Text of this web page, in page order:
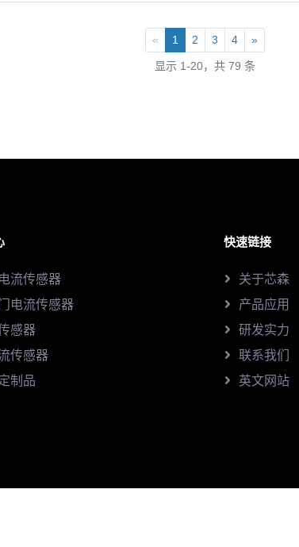
« 1 2 3 4 »
显示 1-20，共 79 条
流传感器
电流传感器
感器
传感器
制品
快速链接
关于芯森
产品应用
研发实力
联系我们
英文网站